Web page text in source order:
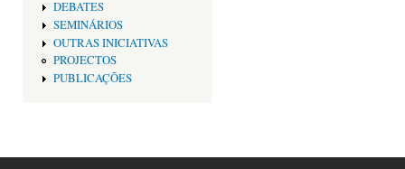
DEBATES
SEMINÁRIOS
OUTRAS INICIATIVAS
PROJECTOS
PUBLICAÇÕES